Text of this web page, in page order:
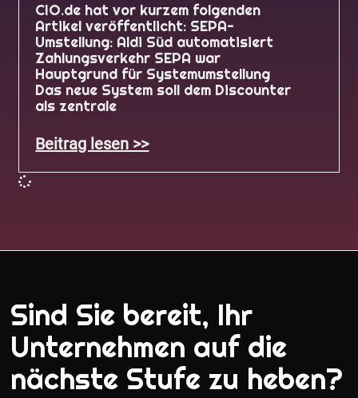
CIO.de hat vor kurzem folgenden
Artikel veröffentlicht: SEPA-
Umstellung: Aldi Süd automatisiert
Zahlungsverkehr SEPA war
Hauptgrund für Systemumstellung
Das neue System soll dem Discounter
als zentrale
Beitrag lesen >>
Sind Sie bereit, Ihr
Unternehmen auf die
nächste Stufe zu heben?